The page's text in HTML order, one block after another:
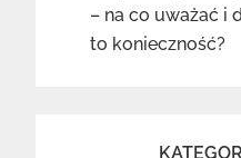
– na co uważać i
to konieczność?